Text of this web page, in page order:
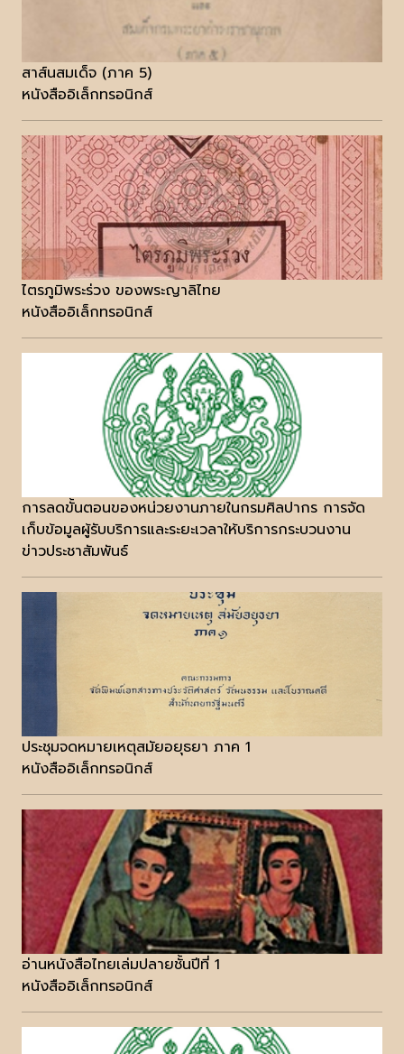
สาส์นสมเด็จ (ภาค 5)
หนังสืออิเล็กทรอนิกส์
ไตรภูมิพระร่วง ของพระญาลิไทย
หนังสืออิเล็กทรอนิกส์
การลดขั้นตอนของหน่วยงานภายในกรมศิลปากร การจัด
เก็บข้อมูลผู้รับบริการและระยะเวลาให้บริการกระบวนงาน
ข่าวประชาสัมพันธ์
ประชุมจดหมายเหตุสมัยอยุธยา ภาค 1
หนังสืออิเล็กทรอนิกส์
อ่านหนังสือไทยเล่มปลายชั้นปีที่ 1
หนังสืออิเล็กทรอนิกส์